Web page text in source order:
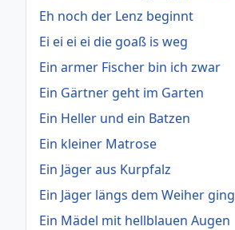
Eh noch der Lenz beginnt
Ei ei ei ei die goaß is weg
Ein armer Fischer bin ich zwar
Ein Gärtner geht im Garten
Ein Heller und ein Batzen
Ein kleiner Matrose
Ein Jäger aus Kurpfalz
Ein Jäger längs dem Weiher ging
Ein Mädel mit hellblauen Augen